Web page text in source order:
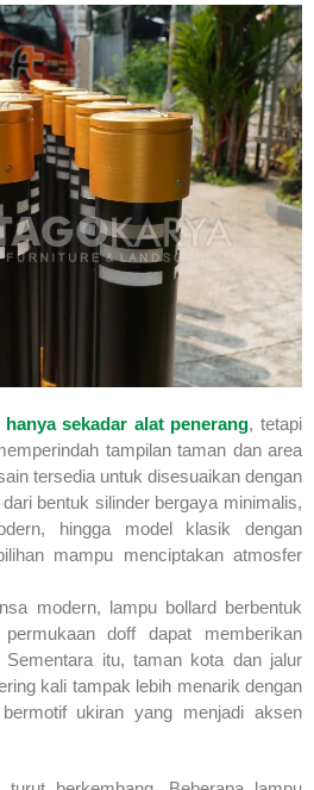
sekadar alat penerang, tetapi
tampilan taman dan area
tersedia untuk disesuaikan dengan
bentuk silinder bergaya minimalis,
hingga model klasik dengan
mampu menciptakan atmosfer
modern, lampu bollard berbentuk
doff dapat memberikan
itu, taman kota dan jalur
kali tampak lebih menarik dengan
ukiran yang menjadi aksen